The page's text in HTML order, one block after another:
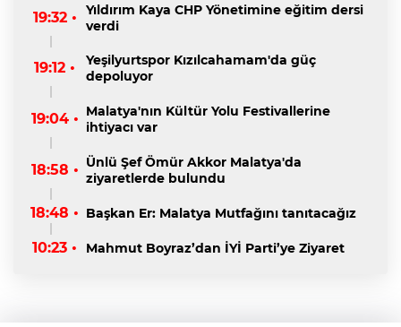
19:32 •
Yıldırım Kaya CHP Yönetimine eğitim dersi
verdi
19:12 •
Yeşilyurtspor Kızılcahamam'da güç
depoluyor
19:04 • Malatya'nın Kültür Yolu Festivallerine
ihtiyacı var
18:58 • Ünlü Şef Ömür Akkor Malatya'da
ziyaretlerde bulundu
18:48 • Başkan Er: Malatya Mutfağını tanıtacağız
10:23 • Mahmut Boyraz’dan İYİ Parti’ye Ziyaret